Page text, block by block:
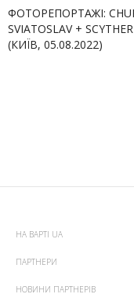
ФОТОРЕПОРТАЖІ:
SVIATOSLAV + SCYTHER
(КИЇВ, 05.08.2022)
НА ВАРТІ UA
ПАРТНЕРИ
НОВИНИ ПАРТНЕРІВ